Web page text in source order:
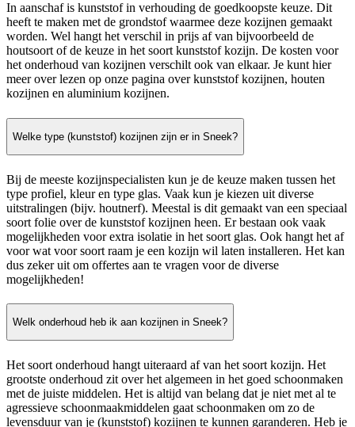
In aanschaf is kunststof in verhouding de goedkoopste keuze. Dit
heeft te maken met de grondstof waarmee deze kozijnen gemaakt
worden. Wel hangt het verschil in prijs af van bijvoorbeeld de
houtsoort of de keuze in het soort kunststof kozijn. De kosten voor
het onderhoud van kozijnen verschilt ook van elkaar. Je kunt hier
meer over lezen op onze pagina over kunststof kozijnen, houten
kozijnen en aluminium kozijnen.
Welke type (kunststof) kozijnen zijn er in Sneek?
Bij de meeste kozijnspecialisten kun je de keuze maken tussen het
type profiel, kleur en type glas. Vaak kun je kiezen uit diverse
uitstralingen (bijv. houtnerf). Meestal is dit gemaakt van een speciaal
soort folie over de kunststof kozijnen heen. Er bestaan ook vaak
mogelijkheden voor extra isolatie in het soort glas. Ook hangt het af
voor wat voor soort raam je een kozijn wil laten installeren. Het kan
dus zeker uit om offertes aan te vragen voor de diverse
mogelijkheden!
Welk onderhoud heb ik aan kozijnen in Sneek?
Het soort onderhoud hangt uiteraard af van het soort kozijn. Het
grootste onderhoud zit over het algemeen in het goed schoonmaken
met de juiste middelen. Het is altijd van belang dat je niet met al te
agressieve schoonmaakmiddelen gaat schoonmaken om zo de
levensduur van je (kunststof) kozijnen te kunnen garanderen. Heb je